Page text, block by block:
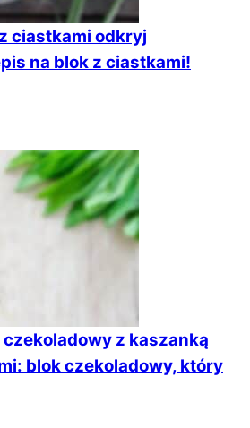
ciastkami odkryj
na blok z ciastkami!
z kaszanką
blok czekoladowy, który